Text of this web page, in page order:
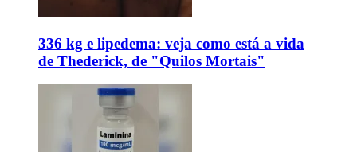
336 kg e lipedema: veja como está a vida
de Thederick, de "Quilos Mortais"